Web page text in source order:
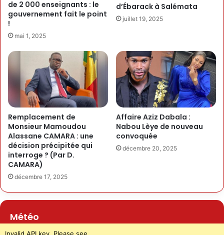
de 2 000 enseignants : le
gouvernement fait le point
!
mai 1, 2025
d’Ébarack à Salémata
juillet 19, 2025
Remplacement de
Monsieur Mamoudou
Alassane CAMARA : une
décision précipitée qui
interroge ? (Par D.
CAMARA)
décembre 17, 2025
Affaire Aziz Dabala :
Nabou Lèye de nouveau
convoquée
décembre 20, 2025
Météo